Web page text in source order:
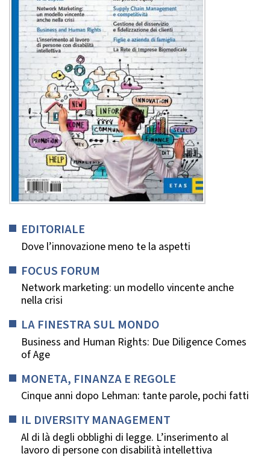
EDITORIALE
Dove l’innovazione meno te la aspetti
FOCUS FORUM
Network marketing: un modello vincente anche
nella crisi
LA FINESTRA SUL MONDO
Business and Human Rights: Due Diligence Comes
of Age
MONETA, FINANZA E REGOLE
Cinque anni dopo Lehman: tante parole, pochi fatti
IL DIVERSITY MANAGEMENT
Al di là degli obblighi di legge. L’inserimento al
lavoro di persone con disabilità intellettiva